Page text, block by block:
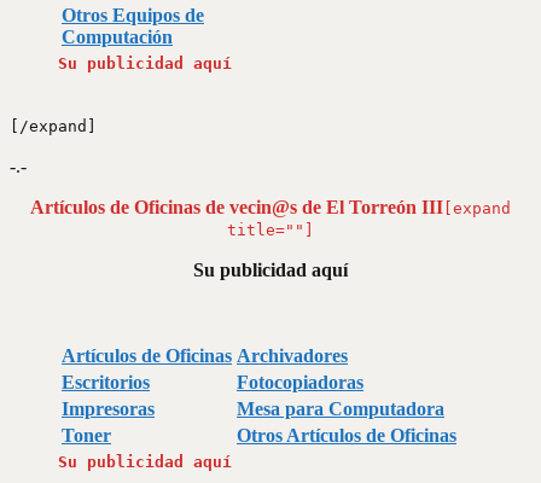
Otros Equipos de
Computación
Su publicidad aquí
[/expand]
-.-
Artículos de Oficinas de vecin@s de El Torreón III [expand
title=""]
Su publicidad aquí
Artículos de Oficinas Archivadores
Escritorios
Fotocopiadoras
Impresoras
Mesa para Computadora
Toner
Otros Artículos de Oficinas
Su publicidad aquí